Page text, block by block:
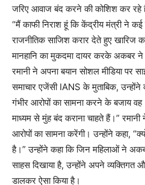
जरिए आवाज बंद करने की कोशिश कर रहे
“मैं काफी निराश हूं कि केंद्रीय मंत्री ने कई
राजनीतिक साजिश करार देते हुए खारिज
मानहानि का मुकदमा दायर करके अकबर
रमानी ने अपना बयान सोशल मीडिया पर
समाचार एजेंसी IANS के मुताबिक, उन्होंने
गंभीर आरोपों का सामना करने के बजाय
माध्यम से मुंह बंद कराना चाहते हैं।”
आरोपों का सामना करेंगी। उन्होंने कहा,
है।” उन्होंने कहा कि जिन महिलाओं ने
साहस दिखाया है, उन्होंने अपने
डालकर ऐसा किया है।